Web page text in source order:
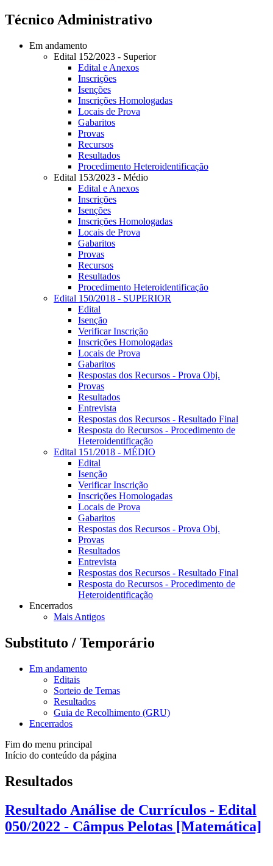
Técnico Administrativo
Em andamento
Edital 152/2023 - Superior
Edital e Anexos
Inscrições
Isenções
Inscrições Homologadas
Locais de Prova
Gabaritos
Provas
Recursos
Resultados
Procedimento Heteroidentificação
Edital 153/2023 - Médio
Edital e Anexos
Inscrições
Isenções
Inscrições Homologadas
Locais de Prova
Gabaritos
Provas
Recursos
Resultados
Procedimento Heteroidentificação
Edital 150/2018 - SUPERIOR
Edital
Isenção
Verificar Inscrição
Inscrições Homologadas
Locais de Prova
Gabaritos
Respostas dos Recursos - Prova Obj.
Provas
Resultados
Entrevista
Respostas dos Recursos - Resultado Final
Resposta do Recursos - Procedimento de
Heteroidentificação
Edital 151/2018 - MÉDIO
Edital
Isenção
Verificar Inscrição
Inscrições Homologadas
Locais de Prova
Gabaritos
Respostas dos Recursos - Prova Obj.
Provas
Resultados
Entrevista
Respostas dos Recursos - Resultado Final
Resposta do Recursos - Procedimento de
Heteroidentificação
Encerrados
Mais Antigos
Substituto / Temporário
Em andamento
Editais
Sorteio de Temas
Resultados
Guia de Recolhimento (GRU)
Encerrados
Fim do menu principal
Início do conteúdo da página
Resultados
Resultado Análise de Currículos - Edital
050/2022 - Câmpus Pelotas [Matemática]